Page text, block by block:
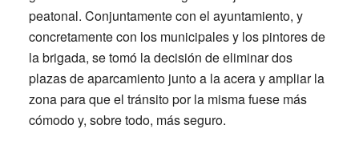
peatonal. Conjuntamente con el ayuntamiento, y
concretamente con los municipales y los pintores de
la brigada, se tomó la decisión de eliminar dos
plazas de aparcamiento junto a la acera y ampliar la
zona para que el tránsito por la misma fuese más
cómodo y, sobre todo, más seguro.